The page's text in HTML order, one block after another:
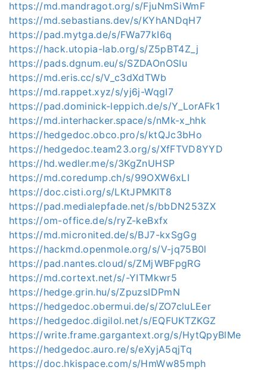
https://md.mandragot.org/s/FjuNmSiWmF
https://md.sebastians.dev/s/KYhANDqH7
https://pad.mytga.de/s/FWa77kI6q
https://hack.utopia-lab.org/s/Z5pBT4Z_j
https://pads.dgnum.eu/s/SZDAOnOSIu
https://md.eris.cc/s/V_c3dXdTWb
https://md.rappet.xyz/s/yj6j-WqgI7
https://pad.dominick-leppich.de/s/Y_LorAFk1
https://md.interhacker.space/s/nMk-x_hhk
https://hedgedoc.obco.pro/s/ktQJc3bHo
https://hedgedoc.team23.org/s/XfFTVD8YYD
https://hd.wedler.me/s/3KgZnUHSP
https://md.coredump.ch/s/99OXW6xLI
https://doc.cisti.org/s/LKtJPMKIT8
https://pad.medialepfade.net/s/bbDN253ZX
https://om-office.de/s/ryZ-keBxfx
https://md.micronited.de/s/BJ7-kxSgGg
https://hackmd.openmole.org/s/V-jq75B0l
https://pad.nantes.cloud/s/ZMjWBFpgRG
https://md.cortext.net/s/-YITMkwr5
https://hedge.grin.hu/s/ZpuzsIDPmN
https://hedgedoc.obermui.de/s/ZO7cluLEer
https://hedgedoc.digilol.net/s/EQFUKTZKGZ
https://write.frame.gargantext.org/s/HytQpyBlMe
https://hedgedoc.auro.re/s/eXyjA5qjTq
https://doc.hkispace.com/s/HmWw85mph